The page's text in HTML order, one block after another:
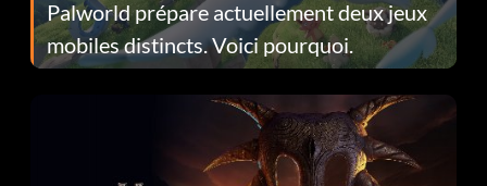
Palworld prépare actuellement deux jeux
mobiles distincts. Voici pourquoi.